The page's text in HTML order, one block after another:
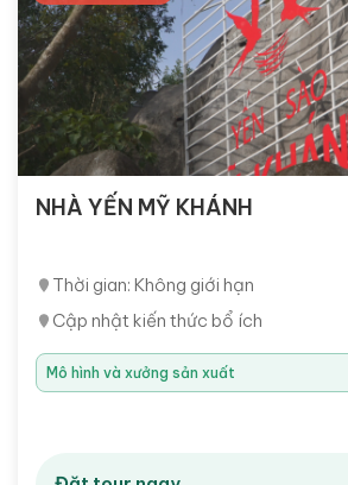
NHÀ YẾN MỸ KHÁNH
Thời gian: Không giới hạn
Cập nhật kiến thức bổ ích
Mô hình và xưởng sản xuất